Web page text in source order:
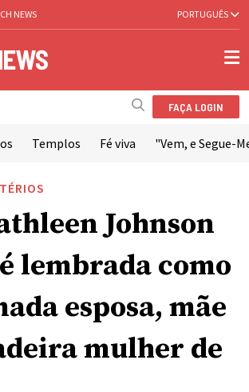
NEWS PORTUGUÊS
FAÇA LOGIN
Templos Fé viva "Vem, e Segue-
Johnson
lembrada como
esposa, mãe
mulher de